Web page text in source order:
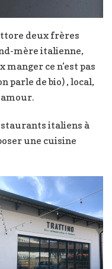
deux frères
mère italienne,
ce n’est pas
parle de bio) , local,
italiens à
une cuisine